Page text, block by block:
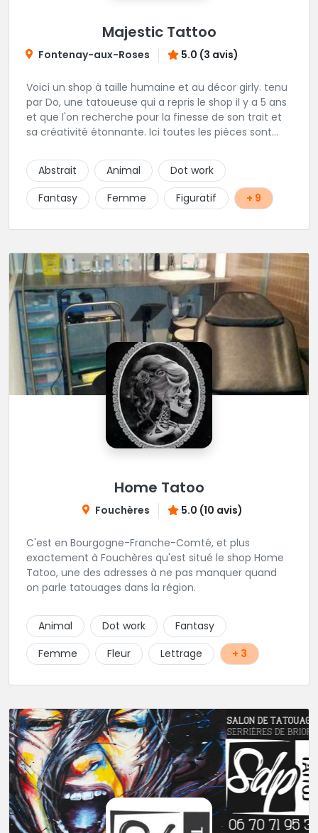
Majestic Tattoo
Fontenay-aux-Roses 5.0 (3 avis)
Voici un shop à taille humaine et au décor girly. tenu
par Do, une tatoueuse qui a repris le shop il y a 5 ans
et que l'on recherche pour la finesse de son trait et
sa créativité étonnante. Ici toutes les pièces sont
client. Les séances de tatouage se font en musique
et dans une ambiance décontractée.
Abstrait Animal
Dot work
Fantasy
Femme Figuratif + 9
Home Tatoo
Fouchères 5.0 (10 avis)
C'est en Bourgogne-Franche-Comté, et plus
exactement à Fouchères qu'est situé le shop Home
Tatoo, une des adresses à ne pas manquer quand
on parle tatouages dans la région.
Animal Dot work
Fantasy
Femme
Fleur Lettrage + 3